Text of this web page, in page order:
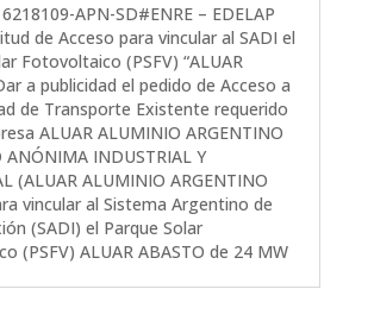
APN-SD#ENRE – EDELAP
de Acceso para vincular al SADI el
Fotovoltaico (PSFV) “ALUAR
a publicidad el pedido de Acceso a
de Transporte Existente requerido
ALUAR ALUMINIO ARGENTINO
ANÓNIMA INDUSTRIAL Y
(ALUAR ALUMINIO ARGENTINO
vincular al Sistema Argentino de
(SADI) el Parque Solar
(PSFV) ALUAR ABASTO de 24 MW